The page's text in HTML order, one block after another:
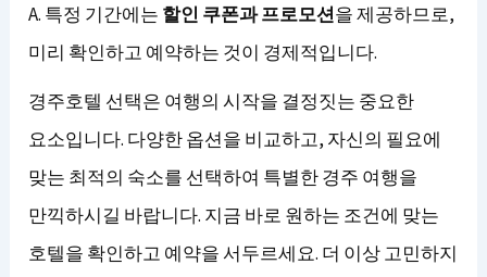
A. 특정 기간에는 할인 쿠폰과 프로모션을 제공하므로,
미리 확인하고 예약하는 것이 경제적입니다.
경주호텔 선택은 여행의 시작을 결정짓는 중요한
요소입니다. 다양한 옵션을 비교하고, 자신의 필요에
맞는 최적의 숙소를 선택하여 특별한 경주 여행을
만끽하시길 바랍니다. 지금 바로 원하는 조건에 맞는
호텔을 확인하고 예약을 서두르세요. 더 이상 고민하지